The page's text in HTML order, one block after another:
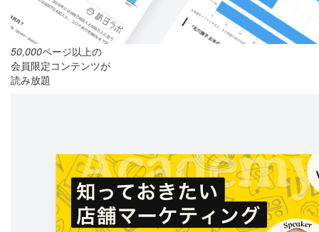
50,000ページ以上の
会員限定コンテンツが
読み放題